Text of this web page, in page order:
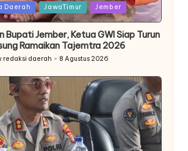
Daerah JawaTimur Jember
Bupati Jember, Ketua GWI Siap Turun
Ramaikan Tajemtra 2026
redaksi daerah 8 Agustus 2026